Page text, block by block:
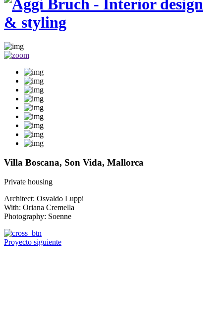
Villa Boscana, Son Vida, Mallorca
Private housing
Architect: Osvaldo Luppi
With: Oriana Cremella
Photography: Soenne
Proyecto siguiente